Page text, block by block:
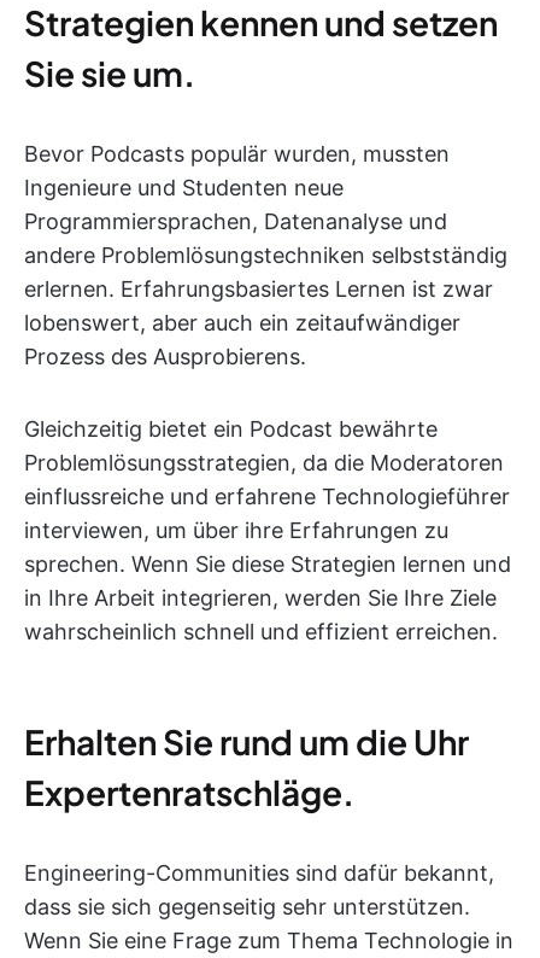
Strategien kennen und setzen
Sie sie um.
Bevor Podcasts populär wurden, mussten
Ingenieure und Studenten neue
Programmiersprachen, Datenanalyse und
andere Problemlösungstechniken selbstständig
erlernen. Erfahrungsbasiertes Lernen ist zwar
lobenswert, aber auch ein zeitaufwändiger
Prozess des Ausprobierens.
Gleichzeitig bietet ein Podcast bewährte
Problemlösungsstrategien, da die Moderatoren
einflussreiche und erfahrene Technologieführer
interviewen, um über ihre Erfahrungen zu
sprechen. Wenn Sie diese Strategien lernen und
in Ihre Arbeit integrieren, werden Sie Ihre Ziele
wahrscheinlich schnell und effizient erreichen.
Erhalten Sie rund um die Uhr
Expertenratschläge.
Engineering-Communities sind dafür bekannt,
dass sie sich gegenseitig sehr unterstützen.
Wenn Sie eine Frage zum Thema Technologie in